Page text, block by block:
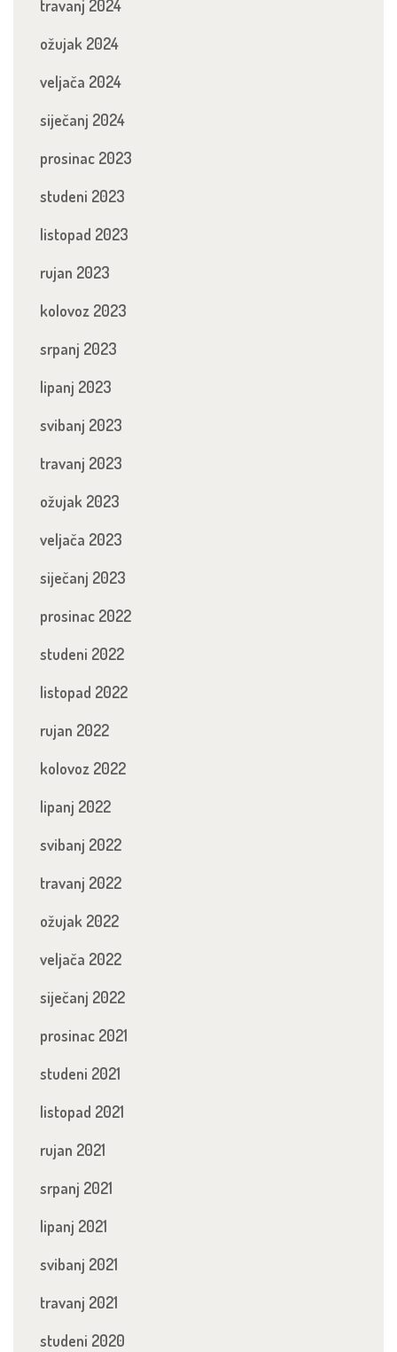
travanj 2024
ožujak 2024
veljača 2024
siječanj 2024
prosinac 2023
studeni 2023
listopad 2023
rujan 2023
kolovoz 2023
srpanj 2023
lipanj 2023
svibanj 2023
travanj 2023
ožujak 2023
veljača 2023
siječanj 2023
prosinac 2022
studeni 2022
listopad 2022
rujan 2022
kolovoz 2022
lipanj 2022
svibanj 2022
travanj 2022
ožujak 2022
veljača 2022
siječanj 2022
prosinac 2021
studeni 2021
listopad 2021
rujan 2021
srpanj 2021
lipanj 2021
svibanj 2021
travanj 2021
studeni 2020